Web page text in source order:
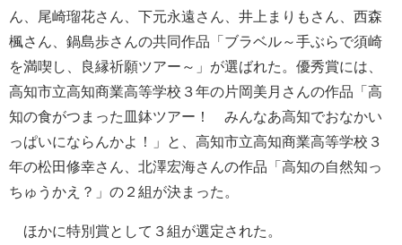
ん、尾崎瑠花さん、下元永遠さん、井上まりもさん、西森
楓さん、鍋島歩さんの共同作品「ブラベル～手ぶらで須崎
を満喫し、良縁祈願ツアー～」が選ばれた。優秀賞には、
高知市立高知商業高等学校３年の片岡美月さんの作品「高
知の食がつまった皿鉢ツアー！ みんなあ高知でおなかい
っぱいにならんかよ！」と、高知市立高知商業高等学校３
年の松田修幸さん、北澤宏海さんの作品「高知の自然知っ
ちゅうかえ？」の２組が決まった。
ほかに特別賞として３組が選定された。